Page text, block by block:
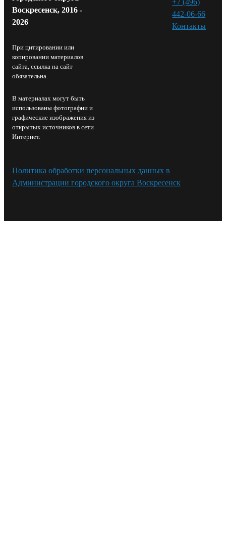
Воскресенск, 2016 -
2026
При цитировании или
копировании материалов
сайта, ссылка на сайт
обязательна.
В материалах могут быть
использованы фотографии и
графические изображения из
открытых источников в сети
Интернет.
442-06-66
Контакты⁠
Политика обработки персональных данных в
Администрации городского округа Воскресенск